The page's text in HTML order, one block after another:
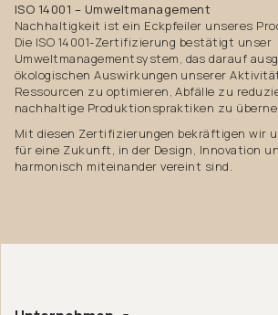
ISO 14001 – Umweltmanagement
Nachhaltigkeit ist ein Eckpfeiler unseres
Die ISO 14001-Zertifizierung bestätigt unser
Umweltmanagementsystem, das darauf
ökologischen Auswirkungen unserer
Ressourcen zu optimieren, Abfälle zu
nachhaltige Produktionspraktiken zu
Mit diesen Zertifizierungen bekräftigen wir
für eine Zukunft, in der Design, Innovation
harmonisch miteinander vereint sind.